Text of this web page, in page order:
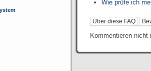
Wie prüfe ich
Über diese FAQ
Kommentieren nicht